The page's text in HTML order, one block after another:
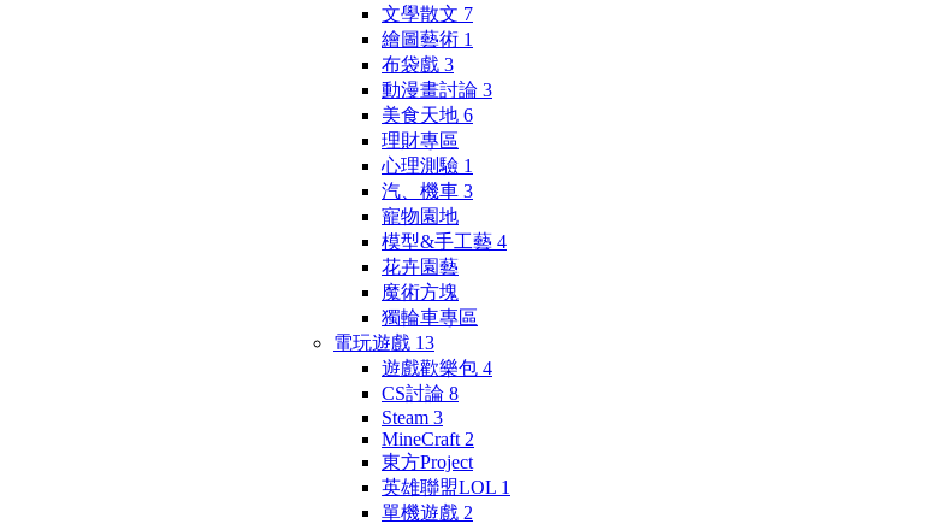
文學散文 7
繪圖藝術 1
布袋戲 3
動漫畫討論 3
美食天地 6
理財專區
心理測驗 1
汽、機車 3
寵物園地
模型&手工藝 4
花卉園藝
魔術方塊
獨輪車專區
電玩遊戲 13
遊戲歡樂包 4
CS討論 8
Steam 3
MineCraft 2
東方Project
英雄聯盟LOL 1
單機遊戲 2